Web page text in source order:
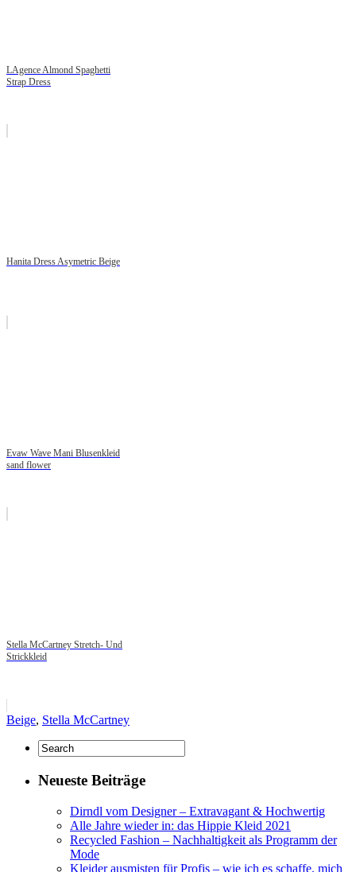
LAgence Almond Spaghetti
Strap Dress
Hanita Dress Asymetric Beige
Evaw Wave Mani Blusenkleid
sand flower
Stella McCartney Stretch- Und
Strickkleid
Beige, Stella McCartney
Neueste Beiträge
Dirndl vom Designer – Extravagant & Hochwertig
Alle Jahre wieder in: das Hippie Kleid 2021
Recycled Fashion – Nachhaltigkeit als Programm der
Mode
Kleider ausmisten für Profis – wie ich es schaffe, mich